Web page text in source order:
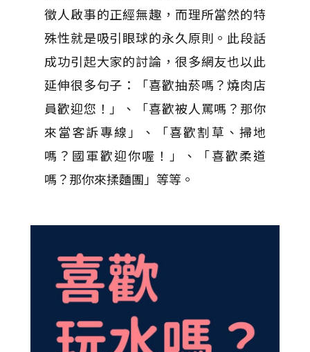
徵人啟事的正經無趣，而理所當然的特
殊性就是吸引眼球的永久原則。此段話
成功引起大家的討論，很多網友也以此
延伸很多句子：「喜歡抽菸嗎？燒肉店
員歡迎您！」、「喜歡被人罵嗎？那你
來當客訴專線」、「喜歡割草、掃地
嗎？國軍歡迎你喔！」、「喜歡柔道
嗎？那你來揉麵團」等等。